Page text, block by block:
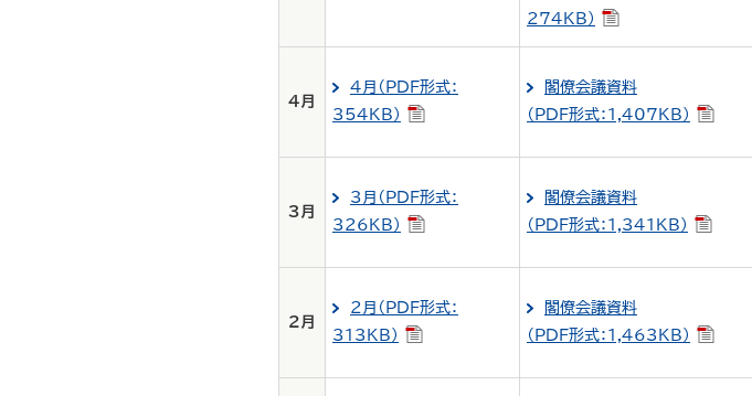
274KB）
4月
4月（PDF形式：
354KB）
閣僚会議資料
（PDF形式：1,407KB）
3月
3月（PDF形式：
326KB）
閣僚会議資料
（PDF形式：1,341KB）
2月
2月（PDF形式：
313KB）
閣僚会議資料
（PDF形式：1,463KB）